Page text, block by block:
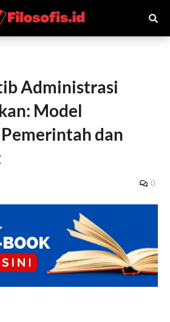
Administrasi
Model
dan
0